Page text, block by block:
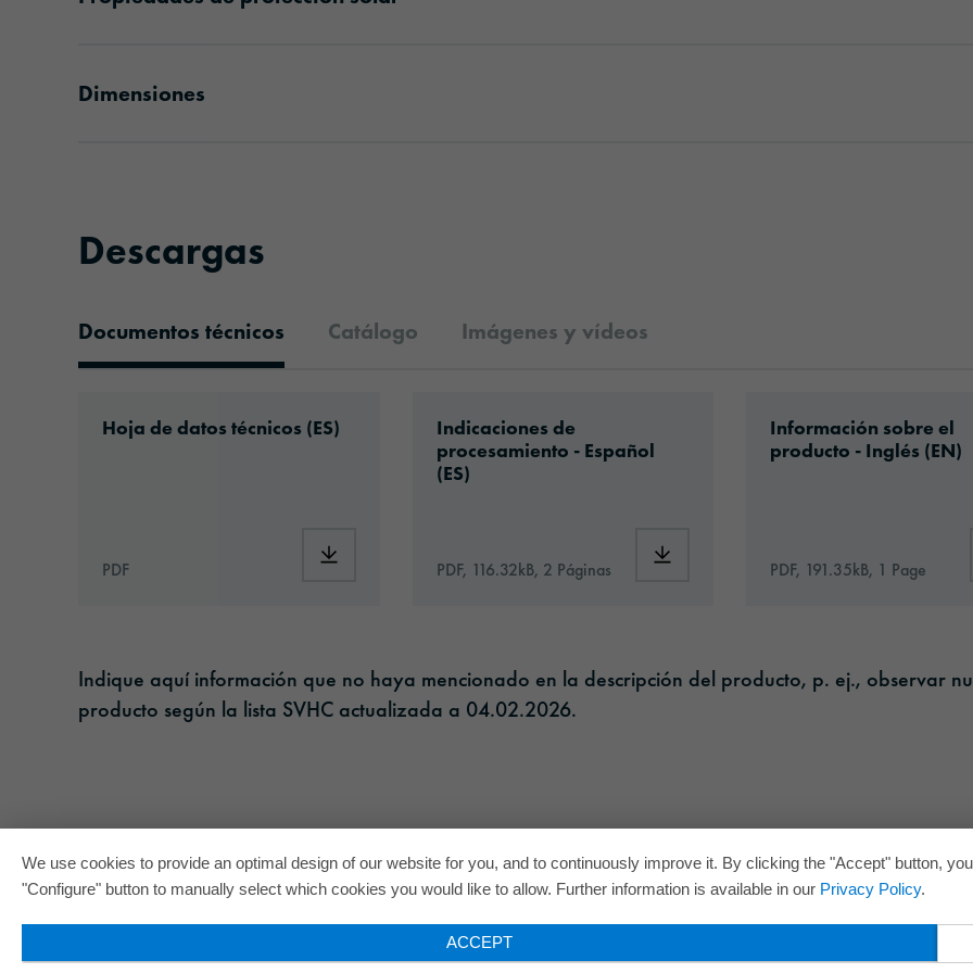
Dimensiones
Descargas
Documentos técnicos Catálogo Imágenes y vídeos
Hoja de datos técnicos (ES)
PDF Download: ORACAL®_Commercial_S’05_es.pdf
Indicaciones de
procesamiento - Español
(ES)
PDF, 116.32kB, 2 Páginas Download: VHx-Special_Window_Films-
Información sobre el
producto - Inglés (EN)
PDF, 191.35kB, 1 Page
Indique aquí información que no haya mencionado en la descripción del producto, p. ej., observar
producto según la lista SVHC actualizada a 04.02.2026.​
We use cookies to provide an optimal design of our website for you, and to continuously improve it. By clicking the "Accept" button,
"Configure" button to manually select which cookies you would like to allow. Further information is available in our Privacy Policy.
ACCEPT